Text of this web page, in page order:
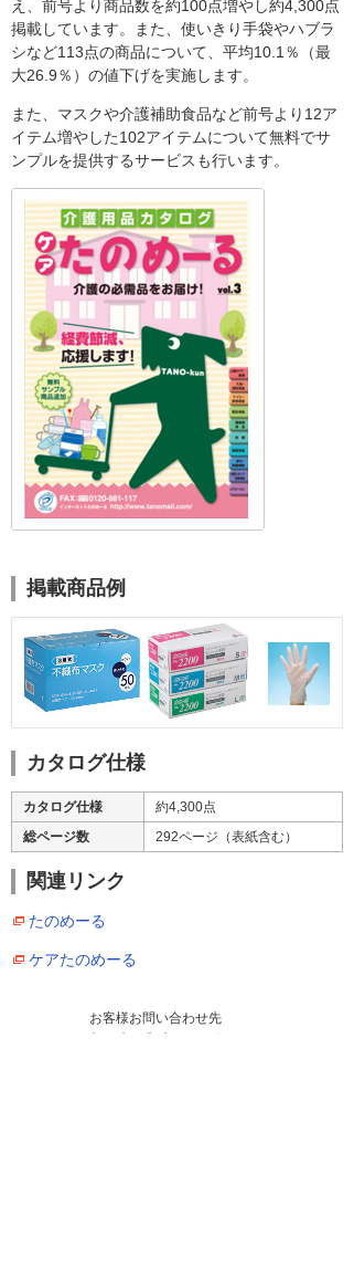
え、前号より商品数を約100点増やし約4,300点
掲載しています。また、使いきり手袋やハブラ
シなど113点の商品について、平均10.1％（最
大26.9％）の値下げを実施します。
また、マスクや介護補助食品など前号より12ア
イテム増やした102アイテムについて無料でサ
ンプルを提供するサービスも行います。
掲載商品例
カタログ仕様
カタログ仕様
約4,300点
総ページ数
292ページ（表紙含む）
関連リンク
たのめーる
ケアたのめーる
お客様お問い合わせ先
たのめーるインフォメーション